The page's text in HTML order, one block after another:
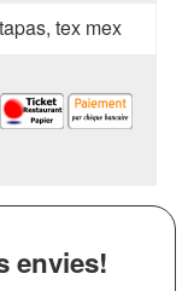
tex mex
envies!